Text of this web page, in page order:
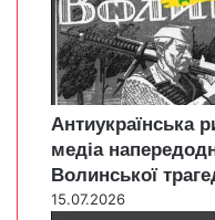
Антиукраїнська
медіа
Волинської
15.07.2026